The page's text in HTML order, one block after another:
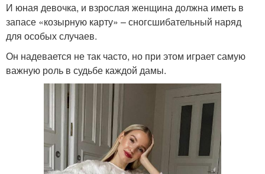
И юная девочка, и взрослая женщина должна иметь в
запасе «козырную карту» – сногсшибательный наряд
для особых случаев.
Он надевается не так часто, но при этом играет самую
важную роль в судьбе каждой дамы.